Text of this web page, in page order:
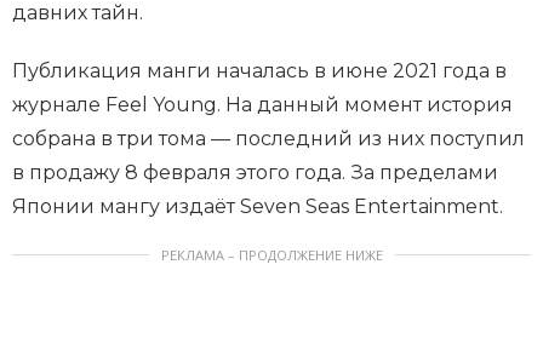
давних тайн.
Публикация манги началась в июне 2021 года в
журнале Feel Young. На данный момент история
собрана в три тома — последний из них поступил
в продажу 8 февраля этого года. За пределами
Японии мангу издаёт Seven Seas Entertainment.
РЕКЛАМА – ПРОДОЛЖЕНИЕ НИЖЕ